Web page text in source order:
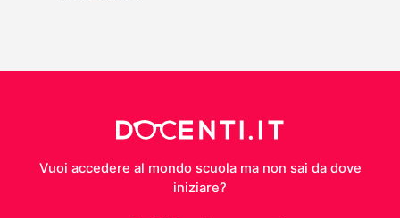
Vuoi accedere al mondo scuola ma non sai da dove
iniziare?